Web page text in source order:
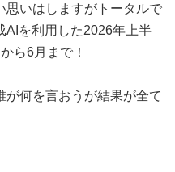
思いはしますがトータルで
AIを利用した2026年上半
ら6月まで！
何を言おうが結果が全て